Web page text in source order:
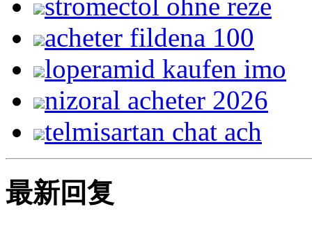
acheter fildena 100
loperamid kaufen imo
nizoral acheter 2026
telmisartan chat ach
最新回复